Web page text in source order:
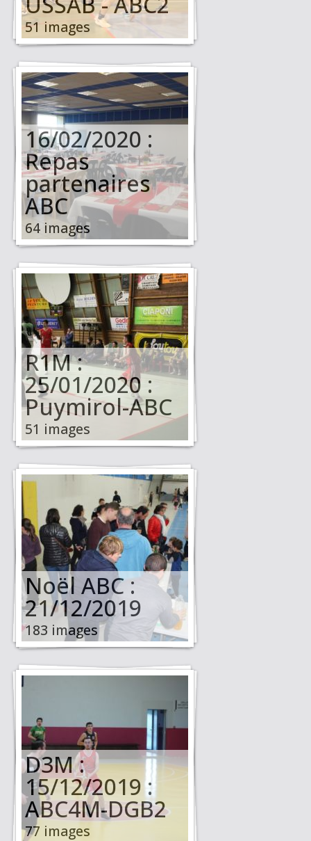
51 images
16/02/2020 :
Repas
partenaires
ABC
64 images
R1M :
25/01/2020 :
Puymirol-ABC
51 images
Noël ABC :
21/12/2019
183 images
D3M :
15/12/2019 :
ABC4M-DGB2
77 images